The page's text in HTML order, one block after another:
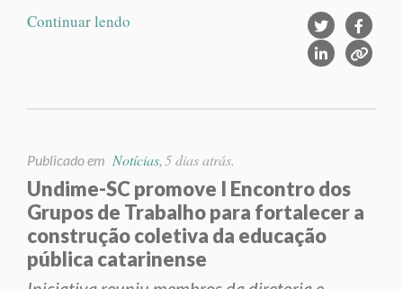
Continuar lendo
Publicado em Notícias, 5 dias atrás.
Undime-SC promove I Encontro dos
Grupos de Trabalho para fortalecer a
construção coletiva da educação
pública catarinense